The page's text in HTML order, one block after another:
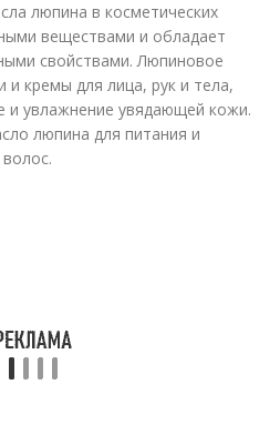
люпина в косметических
веществами и обладает
свойствами. Люпиновое
кремы для лица, рук и тела,
и увлажнение увядающей кожи.
люпина для питания и